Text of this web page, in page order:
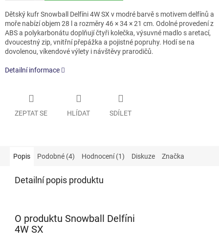
Dětský kufr Snowball Delfíni 4W SX v modré barvě s motivem delfínů a
moře nabízí objem 28 l a rozměry 46 × 34 × 21 cm. Odolné provedení z
ABS a polykarbonátu doplňují čtyři kolečka, výsuvné madlo s aretací,
dvoucestný zip, vnitřní přepážka a pojistné popruhy. Hodí se na
dovolenou, víkendové výlety i návštěvy prarodičů.
Detailní informace
ZEPTAT SE HLÍDAT SDÍLET
Popis Podobné (4) Hodnocení (1) Diskuze Značka
Detailní popis produktu
O produktu Snowball Delfíni
4W SX